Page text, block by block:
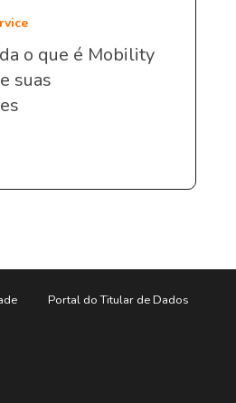
o que é Mobility
suas
Portal do Titular de Dados